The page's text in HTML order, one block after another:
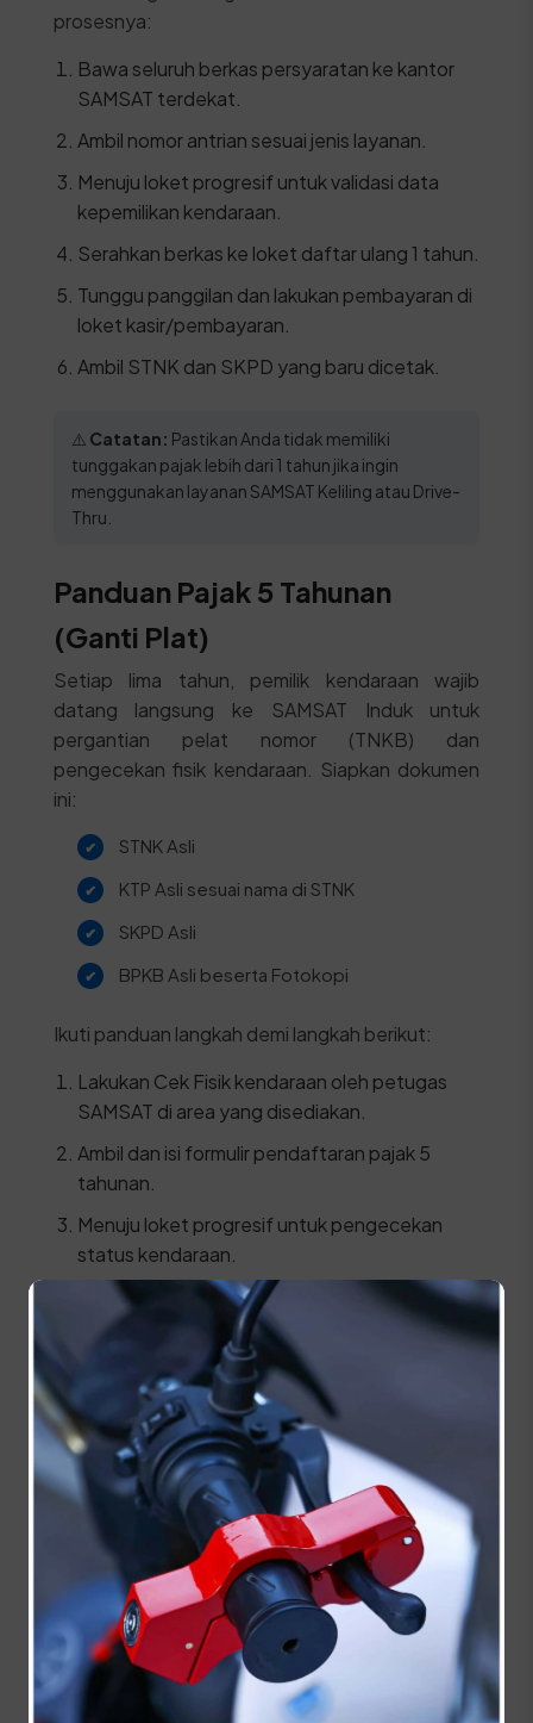
prosesnya:
Bawa seluruh berkas persyaratan ke kantor
SAMSAT terdekat.
Ambil nomor antrian sesuai jenis layanan.
Menuju loket progresif untuk validasi data
kepemilikan kendaraan.
Serahkan berkas ke loket daftar ulang 1 tahun.
Tunggu panggilan dan lakukan pembayaran di
loket kasir/pembayaran.
Ambil STNK dan SKPD yang baru dicetak.
⚠️ Catatan: Pastikan Anda tidak memiliki
tunggakan pajak lebih dari 1 tahun jika ingin
menggunakan layanan SAMSAT Keliling atau Drive-
Thru.
Panduan Pajak 5 Tahunan
(Ganti Plat)
Setiap lima tahun, pemilik kendaraan wajib
datang langsung ke SAMSAT Induk untuk
pergantian pelat nomor (TNKB) dan
pengecekan fisik kendaraan. Siapkan dokumen
ini:
STNK Asli
KTP Asli sesuai nama di STNK
SKPD Asli
BPKB Asli beserta Fotokopi
Ikuti panduan langkah demi langkah berikut:
Lakukan Cek Fisik kendaraan oleh petugas
SAMSAT di area yang disediakan.
Ambil dan isi formulir pendaftaran pajak 5
tahunan.
Menuju loket progresif untuk pengecekan
status kendaraan.
Daftarkan kendaraan di loket daftar ulang 5
tahun dengan menyerahkan berkas dan hasil
Lakukan pembayaran pajak dan biaya PNBP
pelat nomor di kasir.
Ambil STNK, SKPD, dan Plat Nomor (TNKB)
baru di loket penyerahan.
⚠️ Kendaraan fisik wajib dibawa langsung ke lokasi
SAMSAT untuk proses penggesekan nomor
rangka dan mesin oleh petugas berwenang.
Prosedur Balik Nama